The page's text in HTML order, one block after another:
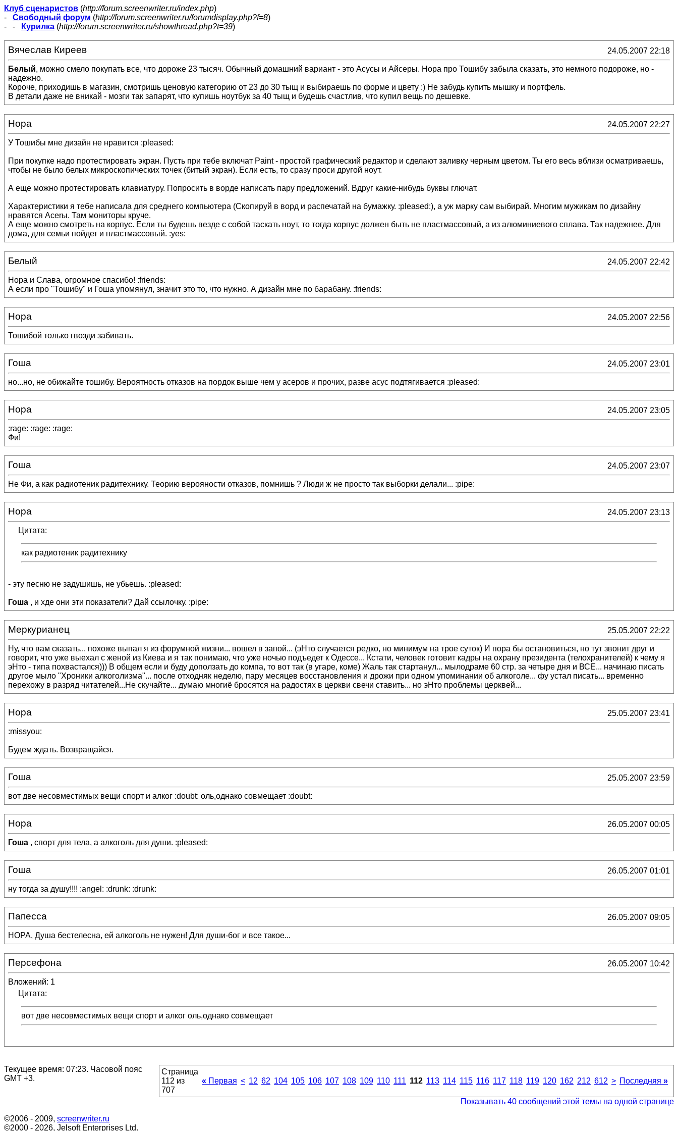
Клуб сценаристов (http://forum.screenwriter.ru/index.php)
- Свободный форум (http://forum.screenwriter.ru/forumdisplay.php?f=8)
- -
Курилка (http://forum.screenwriter.ru/showthread.php?t=39)
Вячеслав Киреев 24.05.2007 22:18
Белый, можно смело покупать все, что дороже 23 тысяч. Обычный домашний вариант - это Асусы и Айсеры. Нора про Тошибу забыла сказать, это немного подороже, но -
надежно.
Короче, приходишь в магазин, смотришь ценовую категорию от 23 до 30 тыщ и выбираешь по форме и цвету :) Не забудь купить мышку и портфель.
В детали даже не вникай - мозги так запарят, что купишь ноутбук за 40 тыщ и будешь счастлив, что купил вещь по дешевке.
Нора 24.05.2007 22:27
У Тошибы мне дизайн не нравится :pleased:
При покупке надо протестировать экран. Пусть при тебе включат Paint - простой графический редактор и сделают заливку черным цветом. Ты его весь вблизи осматриваешь,
чтобы не было белых микроскопических точек (битый экран). Если есть, то сразу проси другой ноут.
А еще можно протестировать клавиатуру. Попросить в ворде написать пару предложений. Вдруг какие-нибудь буквы глючат.
Характеристики я тебе написала для среднего компьютера (Скопируй в ворд и распечатай на бумажку. :pleased:), а уж марку сам выбирай. Многим мужикам по дизайну
нравятся Acerы. Там мониторы круче.
А еще можно смотреть на корпус. Если ты будешь везде с собой таскать ноут, то тогда корпус должен быть не пластмассовый, а из алюминиевого сплава. Так надежнее. Для
дома, для семьи пойдет и пластмассовый. :yes:
Белый 24.05.2007 22:42
Нора и Слава, огромное спасибо! :friends:
А если про "Тошибу" и Гоша упомянул, значит это то, что нужно. А дизайн мне по барабану. :friends:
Нора 24.05.2007 22:56
Тошибой только гвозди забивать.
Гоша 24.05.2007 23:01
но...но, не обижайте тошибу. Вероятность отказов на пордок выше чем у асеров и прочих, разве асус подтягивается :pleased:
Нора 24.05.2007 23:05
:rage: :rage: :rage:
Фи!
Гоша 24.05.2007 23:07
Не Фи, а как радиотеник радитехнику. Теорию верояности отказов, помнишь ? Люди ж не просто так выборки делали... :pipe:
Нора 24.05.2007 23:13
Цитата:
как радиотеник радитехнику
- эту песню не задушишь, не убьешь. :pleased:
Гоша , и хде они эти показатели? Дай ссылочку. :pipe:
Меркурианец 25.05.2007 22:22
Ну, что вам сказать... похоже выпал я из форумной жизни... вошел в запой... (эНто случается редко, но минимум на трое суток) И пора бы остановиться, но тут звонит друг и
говорит, что уже выехал с женой из Киева и я так понимаю, что уже ночью подъедет к Одессе... Кстати, человек готовит кадры на охрану президента (телохранителей) к чему я
эНто - типа похвастался))) В общем если и буду доползать до компа, то вот так (в угаре, коме) Жаль так стартанул... мылодраме 60 стр. за четыре дня и ВСЕ... начинаю писать
другое мыло "Хроники алкоголизма"... после отходняк неделю, пару месяцев восстановления и дрожи при одном упоминании об алкоголе... фу устал писать... временно
перехожу в разряд читателей...Не скучайте... думаю многиё бросятся на радостях в церкви свечи ставить... но эНто проблемы церквей...
Нора 25.05.2007 23:41
:missyou:
Будем ждать. Возвращайся.
Гоша 25.05.2007 23:59
вот две несовместимых вещи спорт и алког :doubt: оль,однако совмещает :doubt:
Нора 26.05.2007 00:05
Гоша , спорт для тела, а алкоголь для души. :pleased:
Гоша 26.05.2007 01:01
ну тогда за душу!!!! :angel: :drunk: :drunk:
Папесса 26.05.2007 09:05
НОРА, Душа бестелесна, ей алкоголь не нужен! Для души-бог и все такое...
Персефона 26.05.2007 10:42
Вложений: 1
Цитата:
вот две несовместимых вещи спорт и алког оль,однако совмещает
Текущее время: 07:23. Часовой пояс
GMT +3.
Страница
112 из
707
« Первая < 12 62 104 105 106 107 108 109 110 111 112 113 114 115 116 117 118 119 120 162 212 612 > Последняя »
Показывать 40 сообщений этой темы на одной странице
©2006 - 2009, screenwriter.ru
©2000 - 2026, Jelsoft Enterprises Ltd.